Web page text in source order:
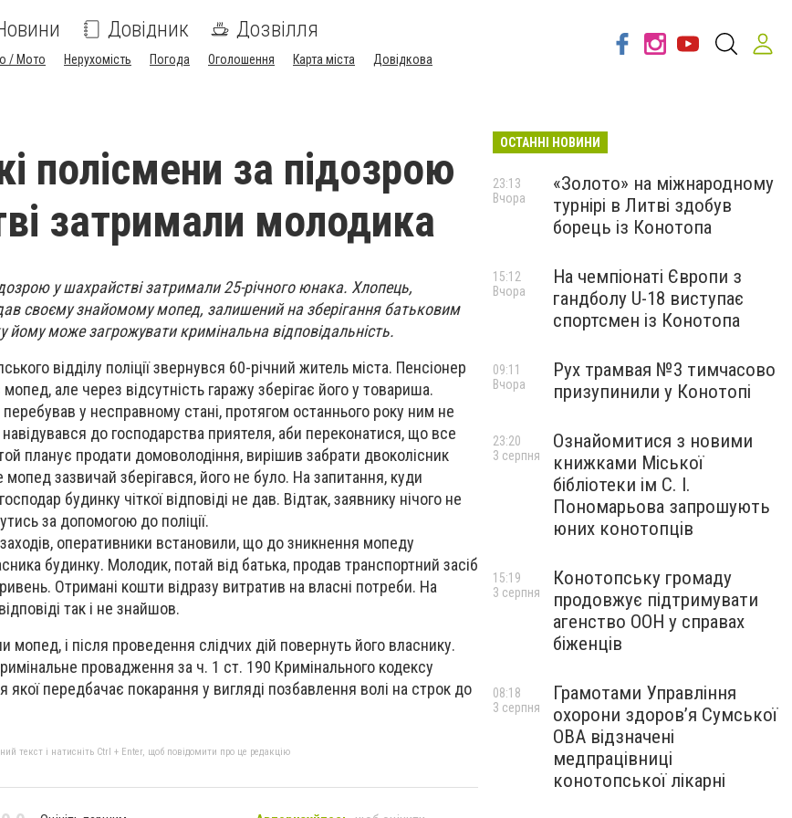
Довідник Дозвілля
/ Мото Нерухомість Погода Оголошення Карта міста Довідкова
полісмени за підозрою
затримали молодика
у шахрайстві затримали 25-річного юнака. Хлопець,
своєму знайомому мопед, залишений на зберігання батьковим
може загрожувати кримінальна відповідальність.
відділу поліції звернувся 60-річний житель міста. Пенсіонер
але через відсутність гаражу зберігає його у товариша.
перебував у несправному стані, протягом останнього року ним не
до господарства приятеля, аби переконатися, що все
планує продати домоволодіння, вирішив забрати двоколісник
зазвичай зберігався, його не було. На запитання, куди
будинку чіткої відповіді не дав. Відтак, заявнику нічого не
за допомогою до поліції.
оперативники встановили, що до зникнення мопеду
будинку. Молодик, потай від батька, продав транспортний засіб
Отримані кошти відразу витратив на власні потреби. На
так і не знайшов.
мопед, і після проведення слідчих дій повернуть його власнику.
провадження за ч. 1 ст. 190 Кримінального кодексу
якої передбачає покарання у вигляді позбавлення волі на строк до
текст і натисніть Ctrl + Enter, щоб повідомити про це редакцію
ОСТАННІ НОВИНИ
«Золото» на міжнародному
турнірі в Литві здобув
борець із Конотопа
23:13
Вчора
На чемпіонаті Європи з
гандболу U-18 виступає
спортсмен із Конотопа
15:12
Вчора
Рух трамвая №3 тимчасово
призупинили у Конотопі
09:11
Вчора
Ознайомитися з новими
книжками Міської
бібліотеки ім С. І.
Пономарьова запрошують
юних конотопців
23:20
3 серпня
Конотопську громаду
продовжує підтримувати
агенство ООН у справах
біженців
15:19
3 серпня
Грамотами Управління
охорони здоров’я Сумської
ОВА відзначені
медпрацівниці
конотопської лікарні
08:18
3 серпня